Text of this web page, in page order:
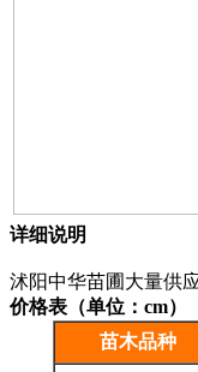
详细说明
沭阳中华苗圃大量供
价格表（单位：cm）
苗木品种